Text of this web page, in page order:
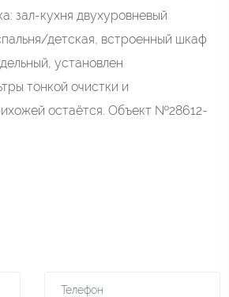
зал-кухня двухуровневый
детская, встроенный шкаф
установлен
тонкой очистки и
остаётся. Объект №28612-